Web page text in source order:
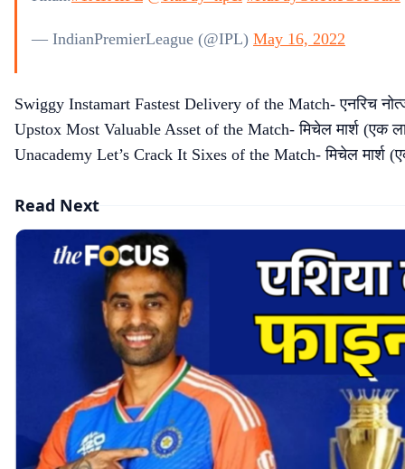
— IndianPremierLeague (@IPL) May 16, 2022
Swiggy Instamart Fastest Delivery of the Match- एनरिच
Upstox Most Valuable Asset of the Match- मिचेल मार्श (एक
Unacademy Let’s Crack It Sixes of the Match- मिचेल मार्श
Read Next